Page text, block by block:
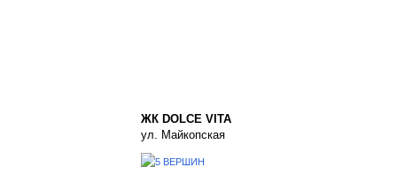
ЖК DOLCE VITA
ул. Майкопская